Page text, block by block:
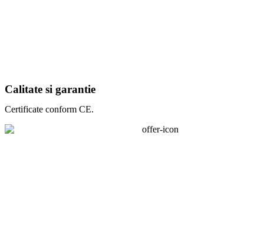
Calitate si garantie
Certificate conform CE.